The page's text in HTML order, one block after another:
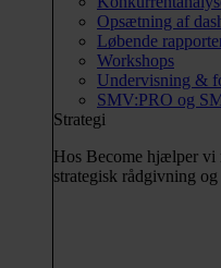
Opsætning af
Løbende
Workshops
Undervisning &
SMV:PRO og
Strategi
Hos Become hjælper vi
strategisk rådgivning